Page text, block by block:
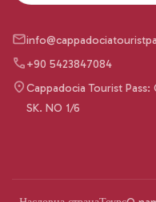
+90 5423847084
Cappadocia Tourist Pass:
SK. NO 1/6